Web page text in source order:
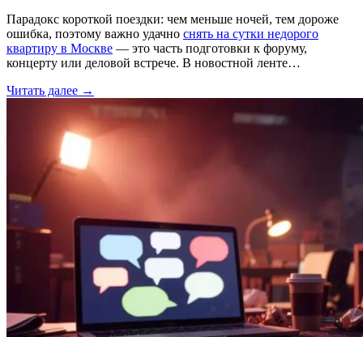
Парадокс короткой поездки: чем меньше ночей, тем дороже
ошибка, поэтому важно удачно снять на сутки недорого
квартиру в Москве — это часть подготовки к форуму,
концерту или деловой встрече. В новостной ленте…
Читать далее →